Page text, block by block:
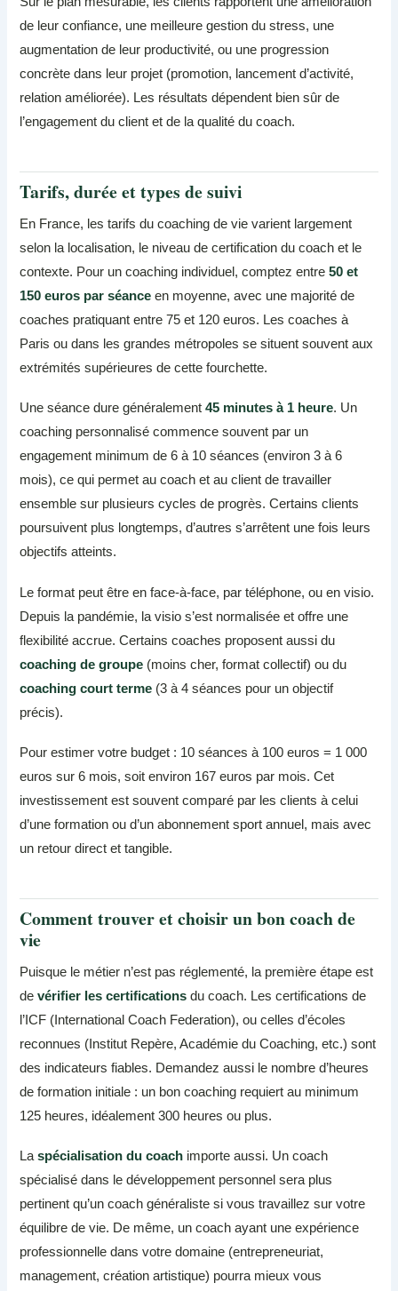
de leur confiance, une meilleure gestion du stress, une
augmentation de leur productivité, ou une progression
concrète dans leur projet (promotion, lancement d’activité,
relation améliorée). Les résultats dépendent bien sûr de
l’engagement du client et de la qualité du coach.
Tarifs, durée et types de suivi
En France, les tarifs du coaching de vie varient largement
selon la localisation, le niveau de certification du coach et le
contexte. Pour un coaching individuel, comptez entre50 et
150 euros par séance en moyenne, avec une majorité de
coaches pratiquant entre 75 et 120 euros. Les coaches à
Paris ou dans les grandes métropoles se situent souvent aux
extrémités supérieures de cette fourchette.
Une séance dure généralement45 minutes à 1 heure. Un
coaching personnalisé commence souvent par un
engagement minimum de 6 à 10 séances (environ 3 à 6
mois), ce qui permet au coach et au client de travailler
ensemble sur plusieurs cycles de progrès. Certains clients
poursuivent plus longtemps, d’autres s’arrêtent une fois leurs
objectifs atteints.
Le format peut être en face-à-face, par téléphone, ou en visio.
Depuis la pandémie, la visio s’est normalisée et offre une
flexibilité accrue. Certains coaches proposent aussi du
coaching de groupe (moins cher, format collectif) ou du
coaching court terme (3 à 4 séances pour un objectif
précis).
Pour estimer votre budget : 10 séances à 100 euros = 1 000
euros sur 6 mois, soit environ 167 euros par mois. Cet
investissement est souvent comparé par les clients à celui
d’une formation ou d’un abonnement sport annuel, mais avec
un retour direct et tangible.
Comment trouver et choisir un bon coach de
vie
Puisque le métier n’est pas réglementé, la première étape est
devérifier les certifications du coach. Les certifications de
l’ICF (International Coach Federation), ou celles d’écoles
reconnues (Institut Repère, Académie du Coaching, etc.) sont
des indicateurs fiables. Demandez aussi le nombre d’heures
de formation initiale : un bon coaching requiert au minimum
125 heures, idéalement 300 heures ou plus.
Laspécialisation du coach importe aussi. Un coach
spécialisé dans le développement personnel sera plus
pertinent qu’un coach généraliste si vous travaillez sur votre
équilibre de vie. De même, un coach ayant une expérience
professionnelle dans votre domaine (entrepreneuriat,
management, création artistique) pourra mieux vous